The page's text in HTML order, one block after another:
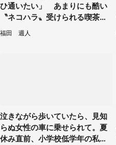
ひ通いたい」 あまりにも酷い
〝ネコハラ〟受けられる喫茶店
に5.3万人驚がく
福田 週人
泣きながら歩いていたら、見知
らぬ女性の車に乗せられて。夏
休み直前、小学校低学年の私に